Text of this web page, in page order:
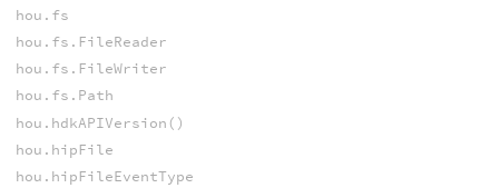
hou.fs
hou.fs.FileReader
hou.fs.FileWriter
hou.fs.Path
hou.hdkAPIVersion()
hou.hipFile
hou.hipFileEventType